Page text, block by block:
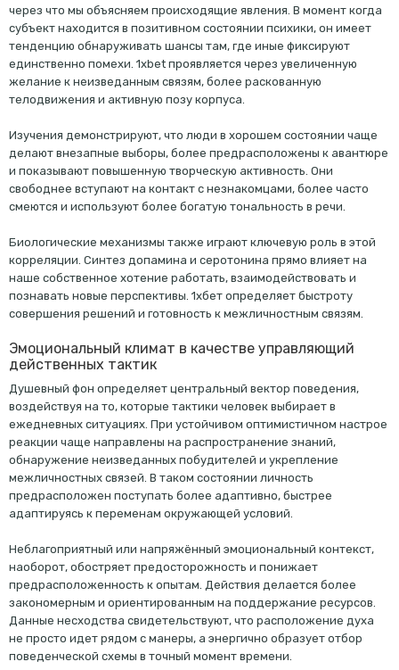
через что мы объясняем происходящие явления. В момент когда
субъект находится в позитивном состоянии психики, он имеет
тенденцию обнаруживать шансы там, где иные фиксируют
единственно помехи. 1xbet проявляется через увеличенную
желание к неизведанным связям, более раскованную
телодвижения и активную позу корпуса.
Изучения демонстрируют, что люди в хорошем состоянии чаще
делают внезапные выборы, более предрасположены к авантюре
и показывают повышенную творческую активность. Они
свободнее вступают на контакт с незнакомцами, более часто
смеются и используют более богатую тональность в речи.
Биологические механизмы также играют ключевую роль в этой
корреляции. Синтез допамина и серотонина прямо влияет на
наше собственное хотение работать, взаимодействовать и
познавать новые перспективы. 1хбет определяет быстроту
совершения решений и готовность к межличностным связям.
Эмоциональный климат в качестве управляющий
действенных тактик
Душевный фон определяет центральный вектор поведения,
воздействуя на то, которые тактики человек выбирает в
ежедневных ситуациях. При устойчивом оптимистичном настрое
реакции чаще направлены на распространение знаний,
обнаружение неизведанных побудителей и укрепление
межличностных связей. В таком состоянии личность
предрасположен поступать более адаптивно, быстрее
адаптируясь к переменам окружающей условий.
Неблагоприятный или напряжённый эмоциональный контекст,
наоборот, обостряет предосторожность и понижает
предрасположенность к опытам. Действия делается более
закономерным и ориентированным на поддержание ресурсов.
Данные несходства свидетельствуют, что расположение духа
не просто идет рядом с манеры, а энергично образует отбор
поведенческой схемы в точный момент времени.